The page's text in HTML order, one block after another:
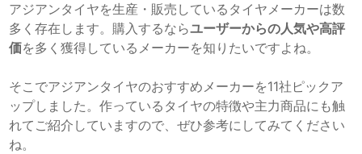
アジアンタイヤを生産・販売しているタイヤメーカーは数
多く存在します。購入するならユーザーからの人気や高評
価を多く獲得しているメーカーを知りたいですよね。
そこでアジアンタイヤのおすすめメーカーを11社ピックア
ップしました。作っているタイヤの特徴や主力商品にも触
れてご紹介していますので、ぜひ参考にしてみてください
ね。